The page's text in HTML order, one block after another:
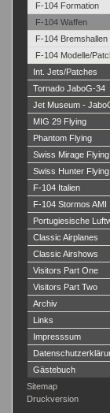
F-104 Formation
F-104 Waffen
F-104 Bremshallen
F-104 Modelle/
Int. Jets/Patches
Tornado JaboG-34
Jet Museum -
MIG 29 Flying
Phantom Flying
Swiss Mirage Flying
Swiss Hunter Flying
F-104 Italien
F-104 Stormos AMI
Portugiesische
Classic Airplanes
Classic Airshows
Visitors Part One
Visitors Part Two
Archiv
Links
Impresssum
Gästebuch
Sitemap
Druckversion